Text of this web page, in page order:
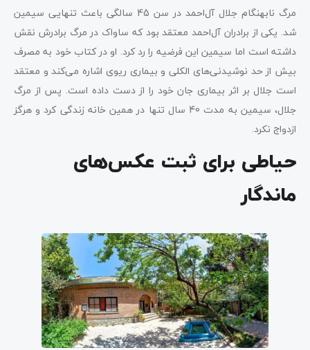
مرگ نابهنگام جلال آل‌احمد در سن 45 سالگی باعث تنهایی سیمین
شد. یکی از برادران آل‌احمد معتقد بود که ساواک در مرگ برادرش نقش
داشته است اما سیمین این فرضیه را رد کرد. او در کتاب خود به مصرف
بیش از حد نوشیدنی‌های الکلی و بیماری ریوی اشاره می‌کند و معتقد
است جلال بر اثر بیماری جان خود را از دست داده است. پس از مرگ
جلال، سیمین به مدت 40 سال تنها در همین خانه زندگی کرد و هرگز
ازدواج نکرد.
حیاطی برای ثبت عکس‌های
ماندگار